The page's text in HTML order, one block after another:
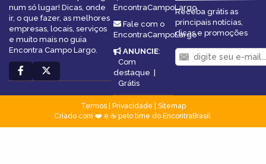
num só lugar! Dicas, onde
ir, o que fazer, as melhores
empresas, locais, serviços
e muito mais no guia
Encontra Campo Largo.
EncontraCampoLargo
Fale com o
EncontraCampoLargo
ANUNCIE:
Com
destaque |
Grátis
Receba grátis as
principais notícias,
dicas e promoções
Termos| Privacidade
Sitemap
Criado com ❤️ e ☕ pelo time do EncontraBrasil